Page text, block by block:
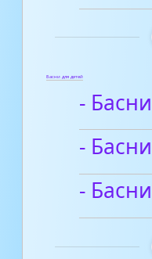
Басни для детей
-
-
-